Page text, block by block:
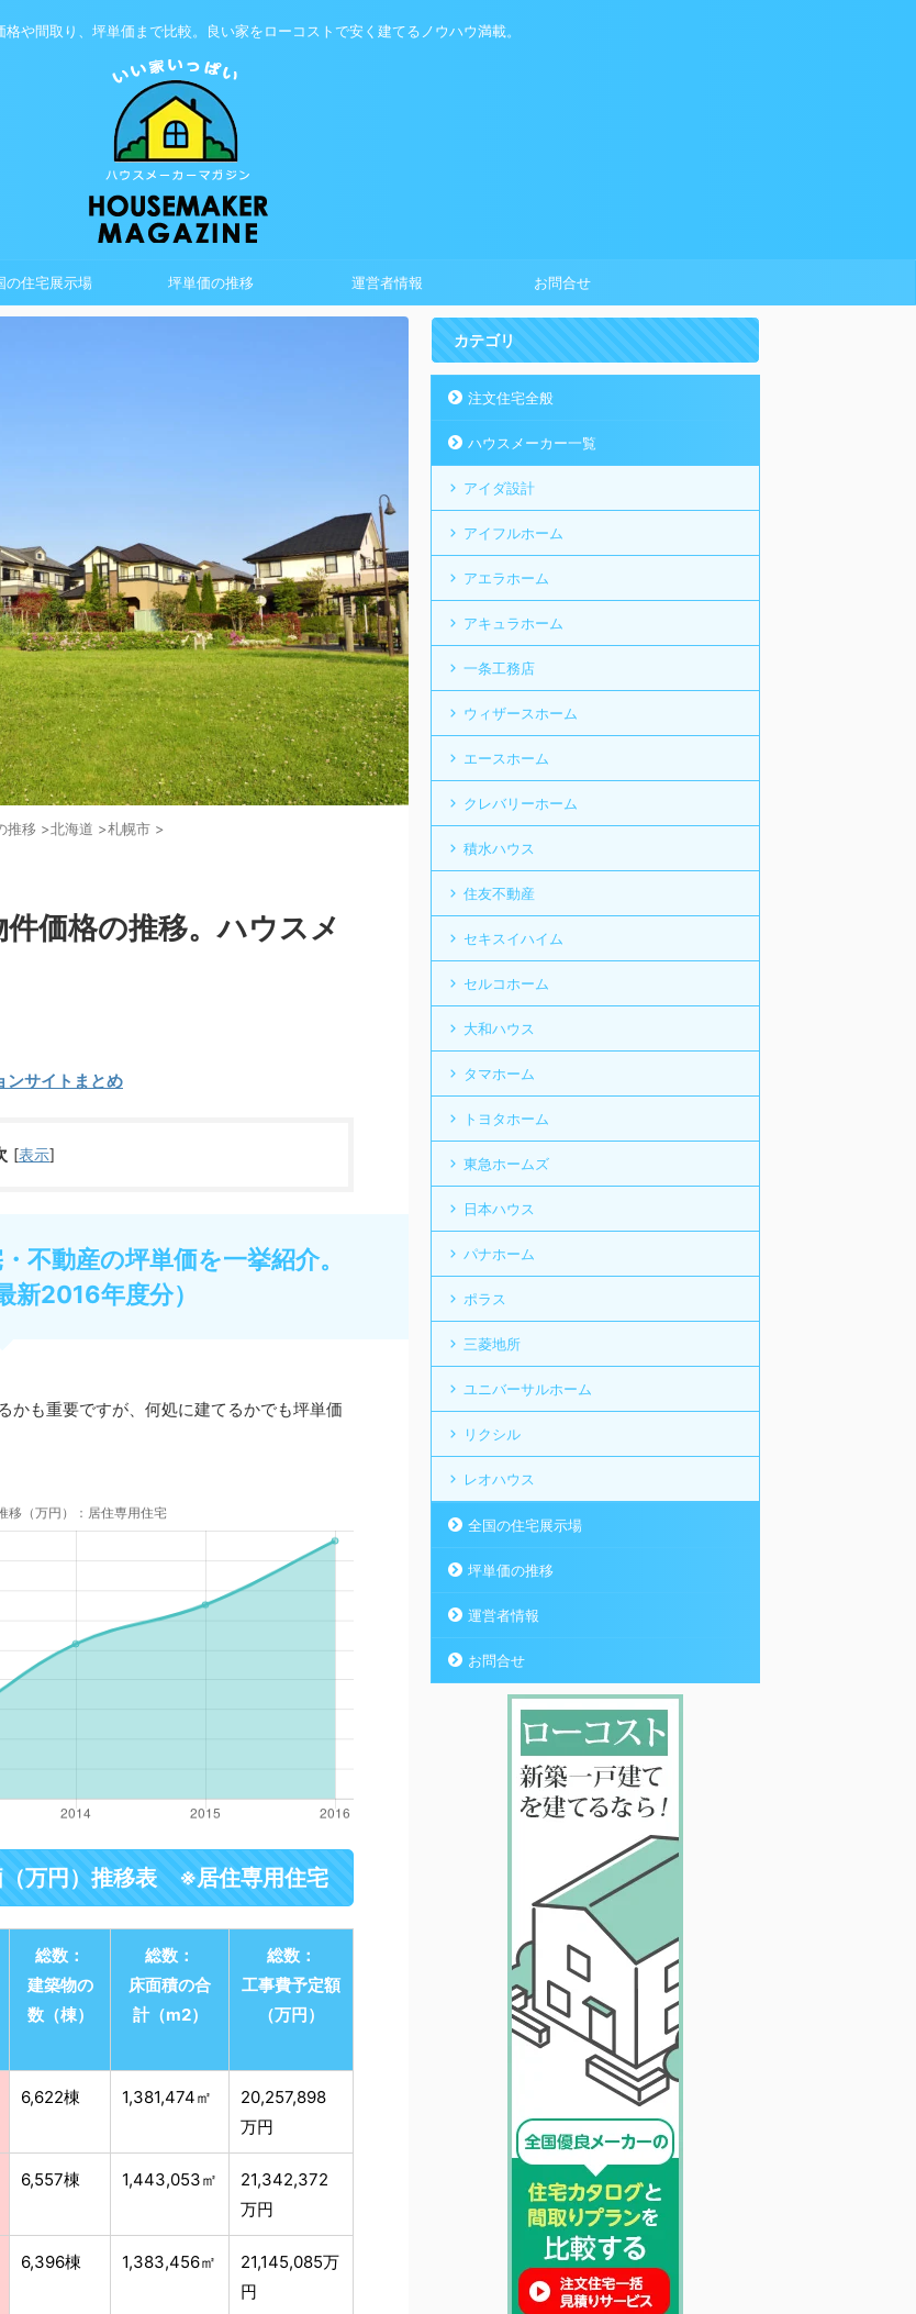
や間取り、坪単価まで比較。良い家をローコストで安く建てるノウハウ満載。
の住宅展示場 坪単価の推移 運営者情報 お問合せ
推移 >北海道 >札幌市 >
価格の推移。ハウスメ
ンサイトまとめ
[表示]
不動産の坪単価を一挙紹介。
2016年度分）
かも重要ですが、何処に建てるかでも坪単価
（万円）推移表 ※居住専用住宅
総数：
建築物の
数（棟）
総数：
床面積の合
計（m2）
総数：
工事費予定額
（万円）
6,622棟 1,381,474㎡
20,257,898
万円
6,557棟 1,443,053㎡
21,342,372
万円
6,396棟 1,383,456㎡
21,145,085万
円
カテゴリ
注文住宅全般
ハウスメーカー一覧
アイダ設計
アイフルホーム
アエラホーム
アキュラホーム
一条工務店
ウィザースホーム
エースホーム
クレバリーホーム
積水ハウス
住友不動産
セキスイハイム
セルコホーム
大和ハウス
タマホーム
トヨタホーム
東急ホームズ
日本ハウス
パナホーム
ポラス
三菱地所
ユニバーサルホーム
リクシル
レオハウス
全国の住宅展示場
坪単価の推移
運営者情報
お問合せ